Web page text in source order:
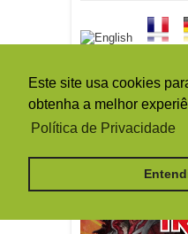
Este site usa cookies
obtenha a melhor
Política de Privacidade